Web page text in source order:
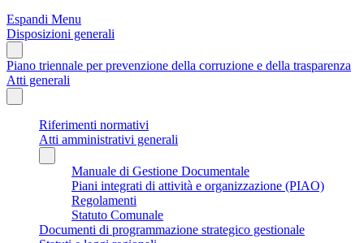
Espandi Menu
Disposizioni generali
Piano triennale per prevenzione della corruzione e della trasparenza
Atti generali
Riferimenti normativi
Atti amministrativi generali
Manuale di Gestione Documentale
Piani integrati di attività e organizzazione (PIAO)
Regolamenti
Statuto Comunale
Documenti di programmazione strategico gestionale